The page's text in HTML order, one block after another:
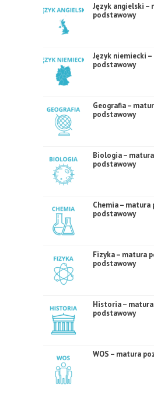
Język angielski –
podstawowy
Język niemiecki
podstawowy
Geografia –
podstawowy
Biologia –
podstawowy
Chemia – matura
podstawowy
Fizyka – matura
podstawowy
Historia –
podstawowy
WOS – matura